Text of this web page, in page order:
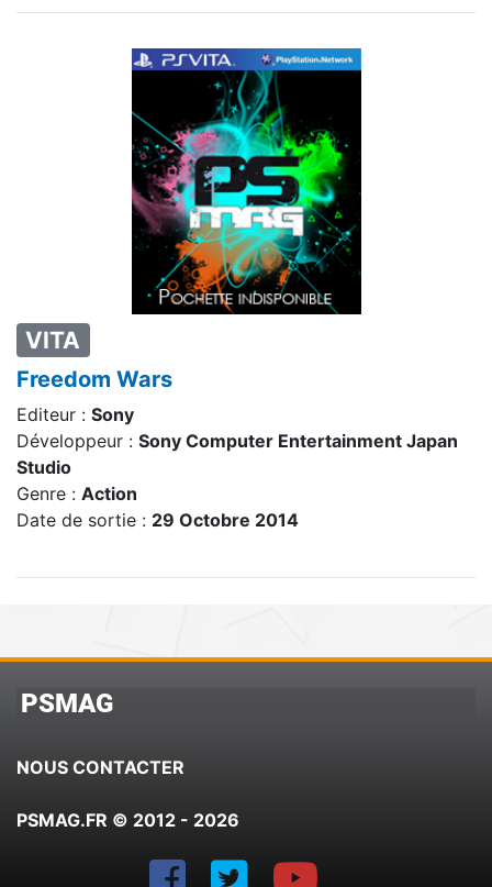
VITA
Freedom Wars
Editeur : Sony
Développeur : Sony Computer Entertainment Japan
Studio
Genre : Action
Date de sortie : 29 Octobre 2014
PSMAG
NOUS CONTACTER
PSMAG.FR © 2012 - 2026